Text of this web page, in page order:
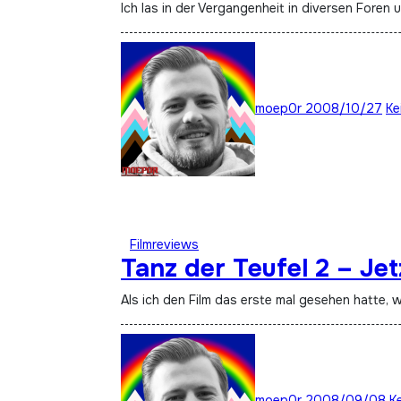
Ich las in der Vergangenheit in diversen
moep0r 2008/10/27
Filmreviews
Tanz der Teufel 2 –
Als ich den Film das erste mal gesehen